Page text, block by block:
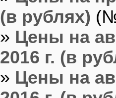
(в рублях)
» Цены на
2016 г. (в
» Цены на